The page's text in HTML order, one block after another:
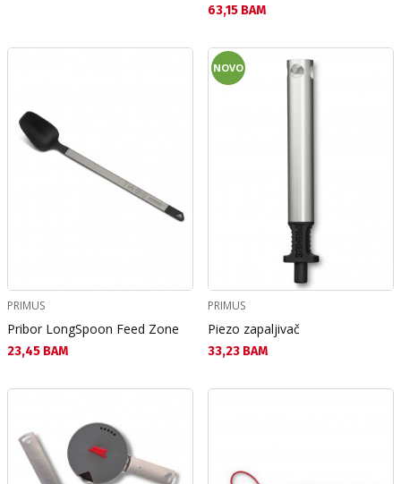
Текуща цена:
63,15 BAM
PRIMUS
Pribor LongSpoon Feed Zone
Текуща цена:
23,45 BAM
NOVO
PRIMUS
Piezo zapaljivač
Текуща цена:
33,23 BAM